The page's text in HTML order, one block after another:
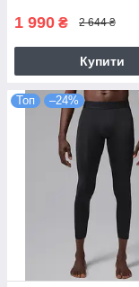
1 990 ₴ 2 644 ₴
Купити
Топ –24%